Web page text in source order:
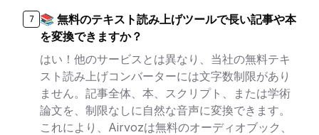
7
📚 無料のテキスト読み上げツールで長い記事や本
を変換できますか？
はい！他のサービスとは異なり、当社の無料テキ
スト読み上げコンバーターには文字数制限があり
ません。記事全体、本、スクリプト、または学術
論文を、制限なしに自然な音声に変換できます。
これにより、Airvozは無料のオーディオブック、